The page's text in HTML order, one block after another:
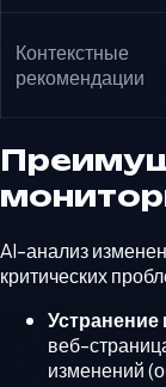
Контекстные
рекомендации
AI-анализ
критических
веб-
изменений